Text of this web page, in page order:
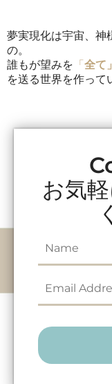
夢実現化は宇宙、神
の。
誰もが望みを 「 全て」
を送る世界を作って
お気